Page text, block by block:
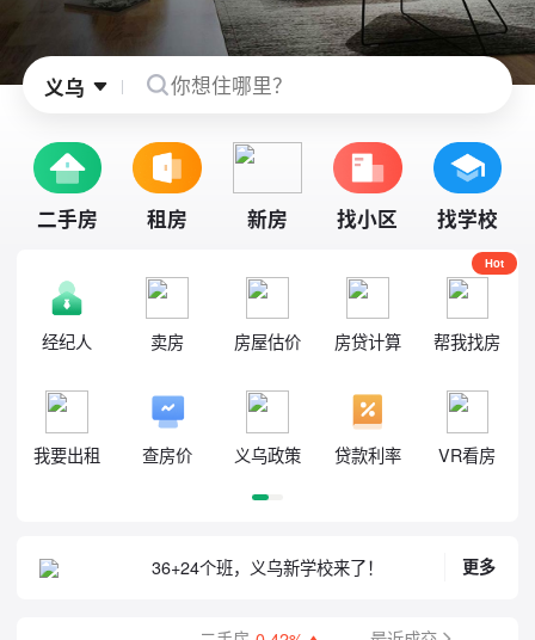
义乌
二手房 租房 新房 找小区 找学校
经纪人 卖房 房屋估价 房贷计算 帮我找房
Hot
我要出租 查房价 义乌政策 贷款利率 VR看房
义乌下市村已进行有机更新意向排摸
36+24个班，义乌新学校来了！
更多